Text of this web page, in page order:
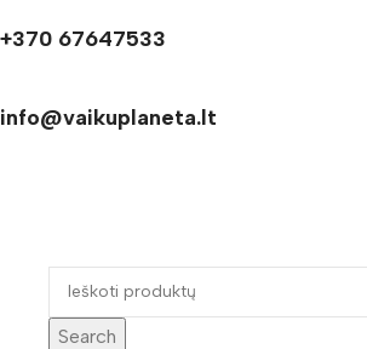
+370 67647533
info@vaikuplaneta.lt
Search